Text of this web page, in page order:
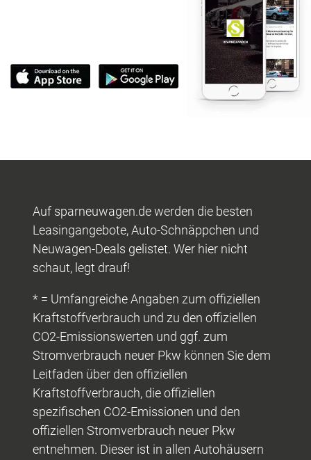
Auf sparneuwagen.de werden die besten
Leasingangebote, Auto-Schnäppchen und
Neuwagen-Deals gelistet. Wer hier nicht
schaut, legt drauf!
* = Umfangreiche Angaben zum offiziellen
Kraftstoffverbrauch und zu den offiziellen
CO2-Emissionswerten und ggf. zum
Stromverbrauch neuer Pkw können Sie dem
Leitfaden über den offiziellen
Kraftstoffverbrauch, die offiziellen
spezifischen CO2-Emissionen und den
offiziellen Stromverbrauch neuer Pkw
entnehmen. Dieser ist in allen Autohäusern